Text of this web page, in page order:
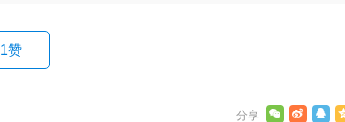
1赞